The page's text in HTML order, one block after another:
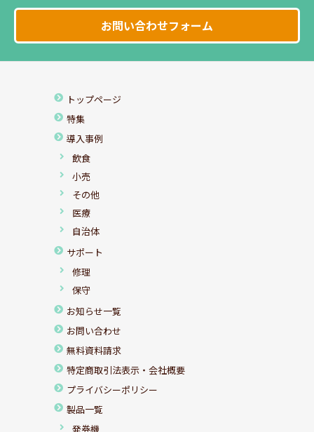
お問い合わせフォーム
トップページ
特集
導入事例
飲食
小売
その他
医療
自治体
サポート
修理
保守
お知らせ一覧
お問い合わせ
無料資料請求
特定商取引法表示・会社概要
プライバシーポリシー
製品一覧
発券機